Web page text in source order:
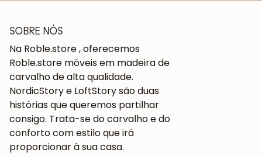
SOBRE NÓS
Na Roble.store , oferecemos
Roble.store móveis em madeira de
carvalho de alta qualidade.
NordicStory e LoftStory são duas
histórias que queremos partilhar
consigo. Trata-se do carvalho e do
conforto com estilo que irá
proporcionar à sua casa.